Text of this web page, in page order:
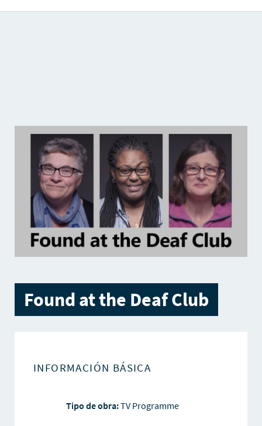
Found at the Deaf Club
INFORMACIÓN BÁSICA
Tipo de obra:TV Programme